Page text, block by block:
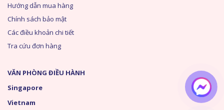
Hướng dẫn mua hàng
Chính sách bảo mật
Các điều khoản chi tiết
Tra cứu đơn hàng
VĂN PHÒNG ĐIỀU HÀNH
Singapore
Vietnam